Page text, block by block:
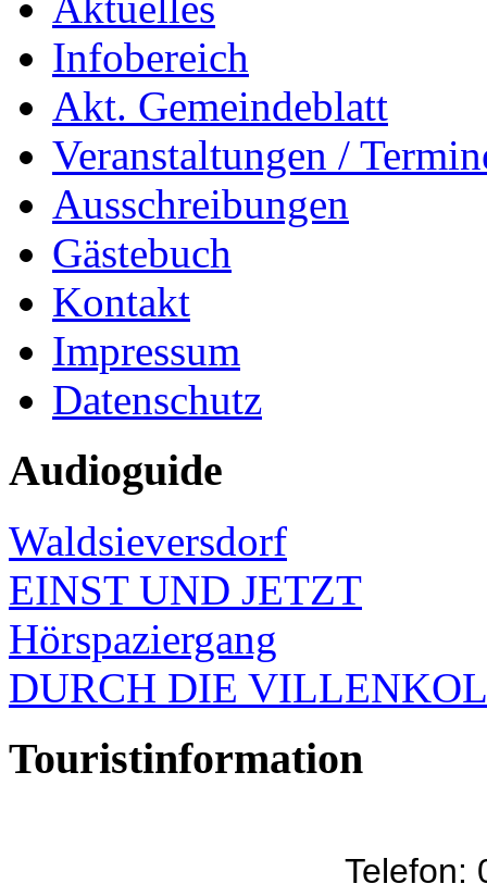
Infobereich
Akt. Gemeindeblatt
Veranstaltungen /
Ausschreibungen
Gästebuch
Kontakt
Impressum
Datenschutz
Audioguide
Waldsieversdorf
EINST UND JETZT
Hörspaziergang
DURCH DIE
Touristinformation
Telefon: